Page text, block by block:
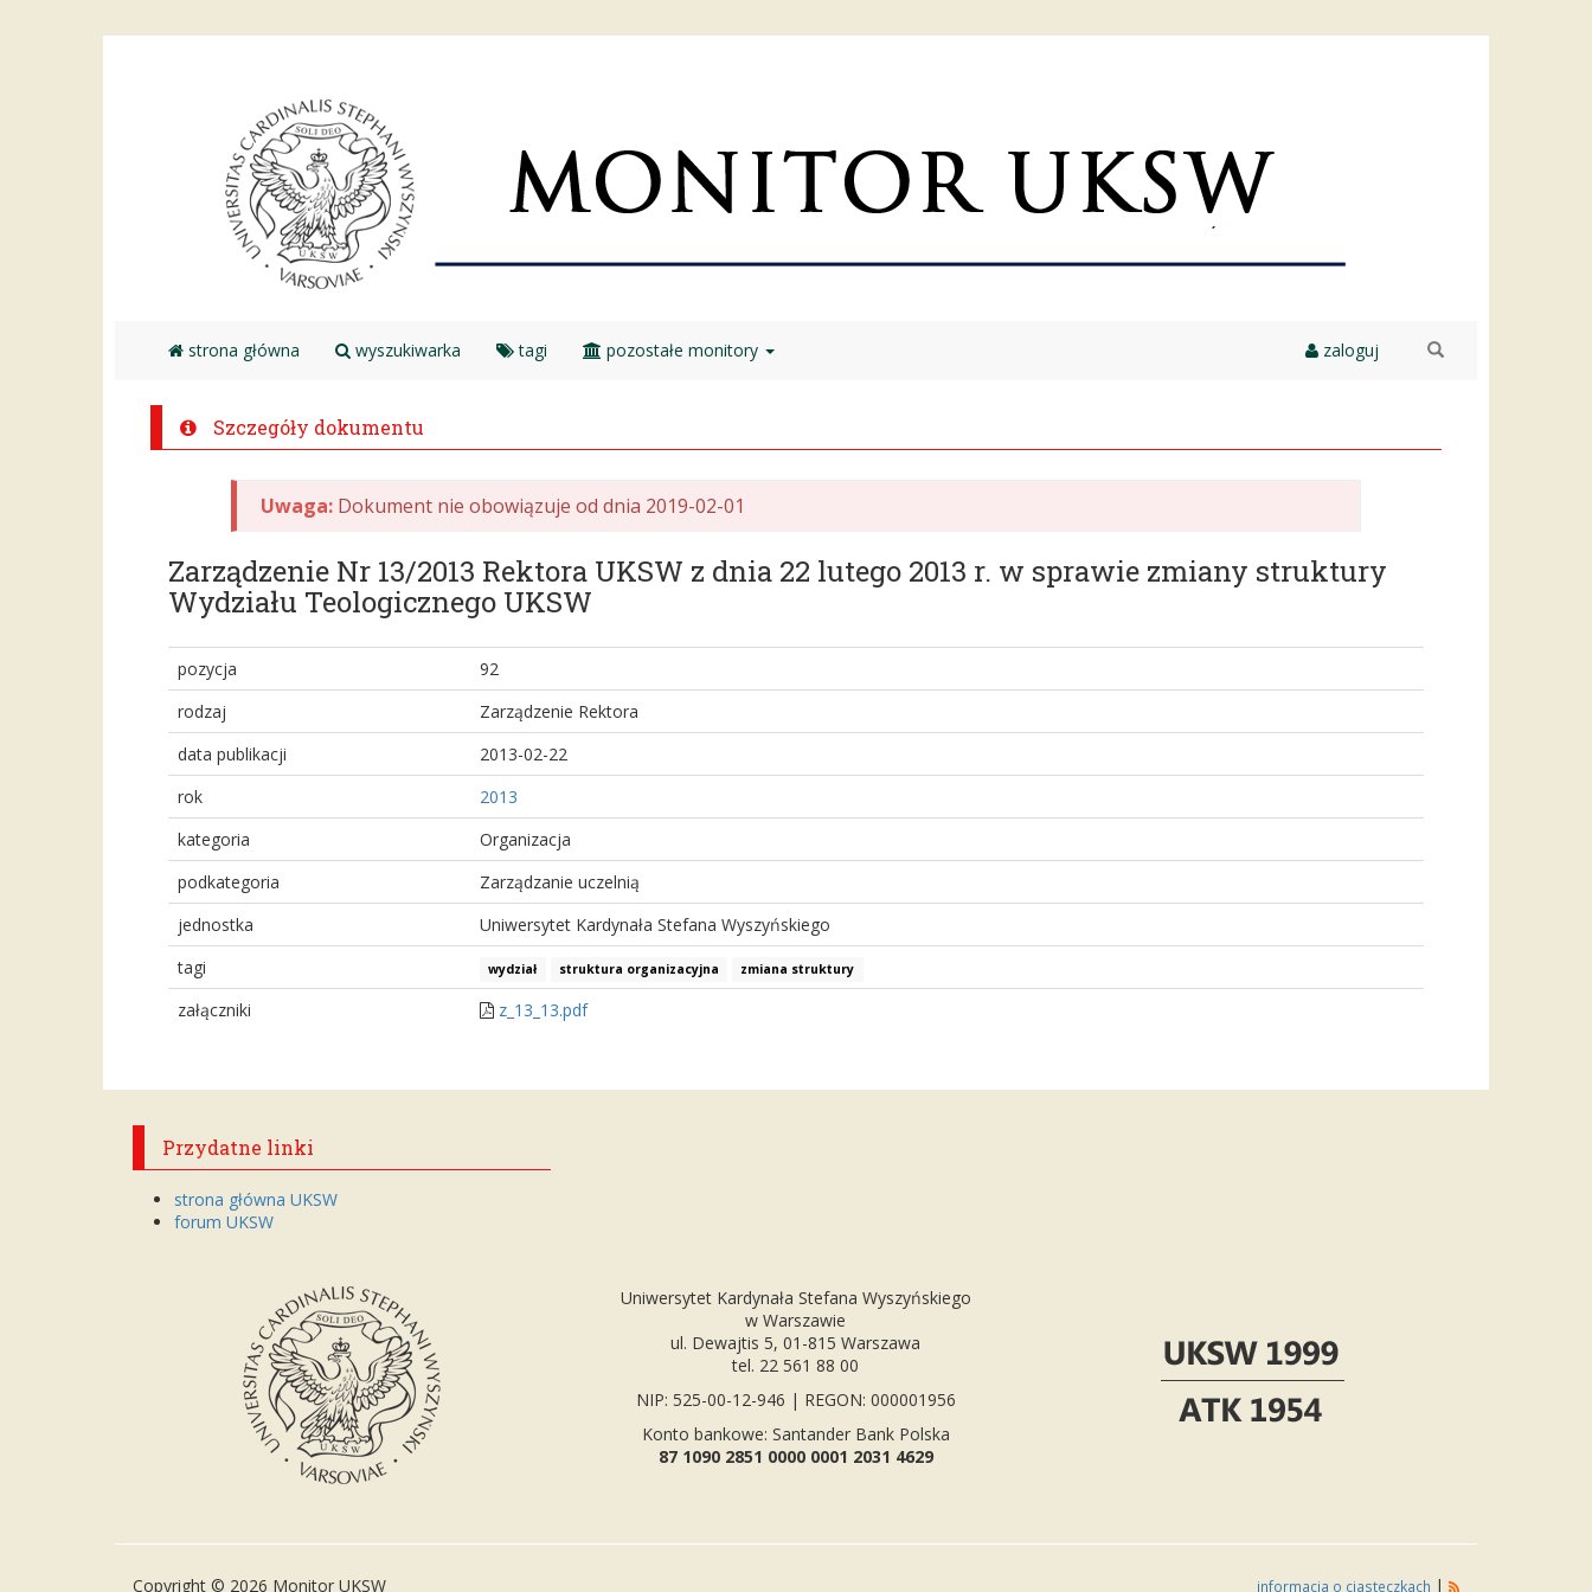
strona główna wyszukiwarka tagi pozostałe monitory zaloguj
Szczegóły dokumentu
Uwaga: Dokument nie obowiązuje od dnia 2019-02-01
Zarządzenie Nr 13/2013 Rektora UKSW z dnia 22 lutego 2013 r. w sprawie zmiany struktury
Wydziału Teologicznego UKSW
pozycja
92
rodzaj
Zarządzenie Rektora
data publikacji
2013-02-22
rok
2013
kategoria
Organizacja
podkategoria
Zarządzanie uczelnią
jednostka
Uniwersytet Kardynała Stefana Wyszyńskiego
tagi
wydział struktura organizacyjna zmiana struktury
załączniki z_13_13.pdf
Przydatne linki
strona główna UKSW
forum UKSW
Uniwersytet Kardynała Stefana Wyszyńskiego
w Warszawie
ul. Dewajtis 5, 01-815 Warszawa
tel. 22 561 88 00
NIP: 525-00-12-946 | REGON: 000001956
Konto bankowe: Santander Bank Polska
87 1090 2851 0000 0001 2031 4629
Copyright © 2026 Monitor UKSW informacja o ciasteczkach |